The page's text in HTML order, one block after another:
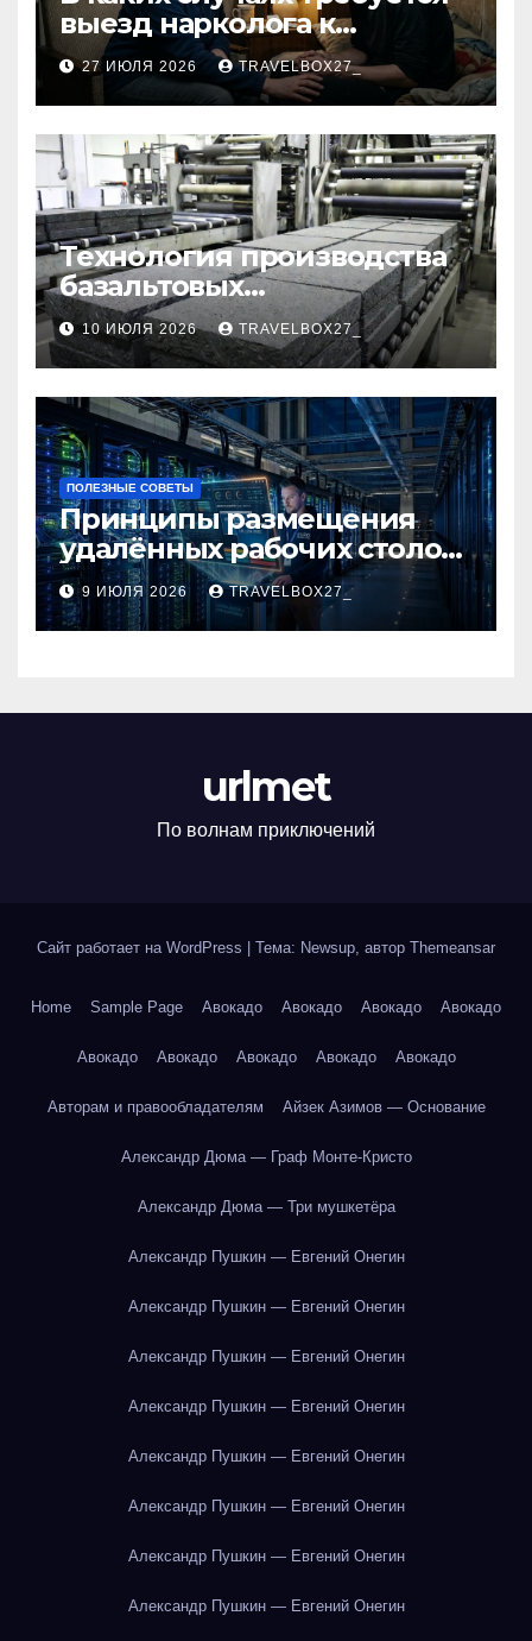
выезд нарколога к
пациенту
27 ИЮЛЯ 2026 TRAVELBOX27_
Технология производства
базальтовых
теплоизоляционных плит
по ГОСТ
10 ИЮЛЯ 2026 TRAVELBOX27_
ПОЛЕЗНЫЕ СОВЕТЫ
Принципы размещения
удалённых рабочих столов
в Европе
9 ИЮЛЯ 2026 TRAVELBOX27_
urlmet
По волнам приключений
Сайт работает на WordPress Тема: Newsup, автор Themeansar
Home Sample Page Авокадо Авокадо Авокадо Авокадо
Авокадо Авокадо Авокадо Авокадо Авокадо
Авторам и правообладателям Айзек Азимов — Основание
Александр Дюма — Граф Монте-Кристо
Александр Дюма — Три мушкетёра
Александр Пушкин — Евгений Онегин
Александр Пушкин — Евгений Онегин
Александр Пушкин — Евгений Онегин
Александр Пушкин — Евгений Онегин
Александр Пушкин — Евгений Онегин
Александр Пушкин — Евгений Онегин
Александр Пушкин — Евгений Онегин
Александр Пушкин — Евгений Онегин